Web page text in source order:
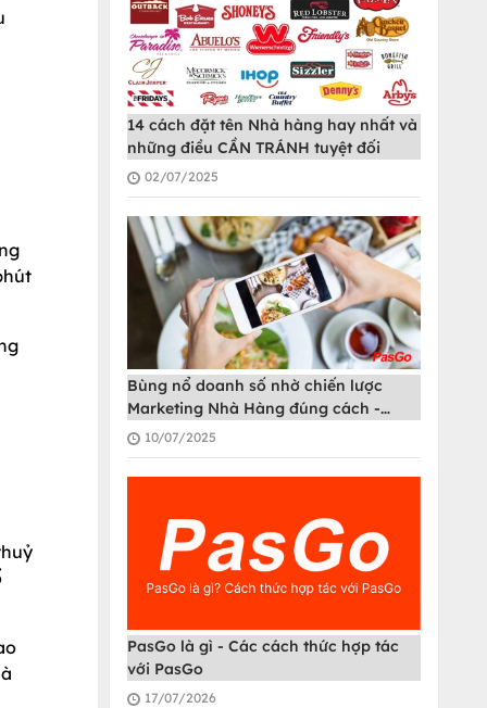
14 cách đặt tên Nhà hàng hay nhất và
những điều CẦN TRÁNH tuyệt đối
02/07/2025
Bùng nổ doanh số nhờ chiến lược
Marketing Nhà Hàng đúng cách -
PasGo
10/07/2025
PasGo là gì - Các cách thức hợp tác
với PasGo
17/07/2026